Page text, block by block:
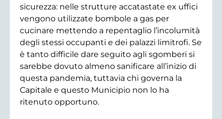
sicurezza: nelle strutture accatastate ex uffici
vengono utilizzate bombole a gas per
cucinare mettendo a repentaglio l’incolumità
degli stessi occupanti e dei palazzi limitrofi. Se
è tanto difficile dare seguito agli sgomberi si
sarebbe dovuto almeno sanificare all’inizio di
questa pandemia, tuttavia chi governa la
Capitale e questo Municipio non lo ha
ritenuto opportuno.